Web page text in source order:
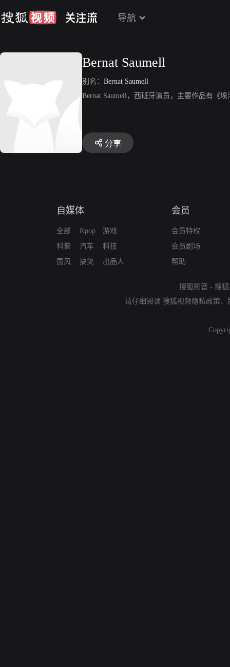
导航
Bernat Saumell
别名： Bernat Saumell
Bernat Saumell，西班牙演员，主要作品有《
分享
自媒体
全部
科普
国风
Kpop
汽车
搞笑
游戏
科技
出品人
会员
会员特权
会员剧场
帮助
搜狐影音 - 搜
请仔细阅读 搜狐视频隐私政策、